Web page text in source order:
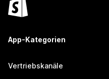
App-Kategorien
Vertriebskanäle